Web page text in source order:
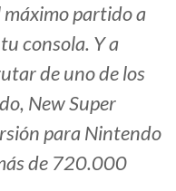
máximo partido a
consola. Y a
de uno de los
New Super
para Nintendo
de 720.000